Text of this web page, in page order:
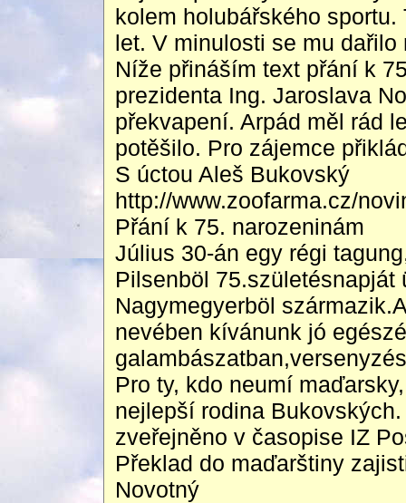
kolem holubářského
let. V minulosti se mu
Níže přináším text přání k
prezidenta Ing. Jaroslava
překvapení. Arpád měl rád
potěšilo. Pro zájemce
S úctou Aleš Bukovský
http://www.zoofarma.cz/
Přání k 75. narozeninám
Július 30-án egy régi
Pilsenböl
Nagymegyerböl
nevében kívánunk jó
Pro ty, kdo neumí
nejlepší rodina
zveřejněno v časopise IZ
Překlad do maďarštiny
Novotný